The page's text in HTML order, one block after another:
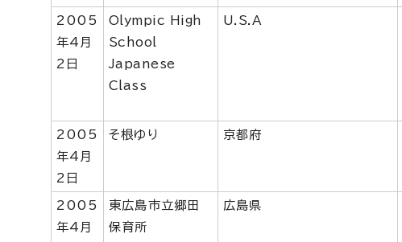
2005
年4月
2日
Olympic High
School
Japanese
Class
U.S.A
2005
年4月
2日
そ根ゆり 京都府
2005
年4月
東広島市立郷田
保育所
広島県